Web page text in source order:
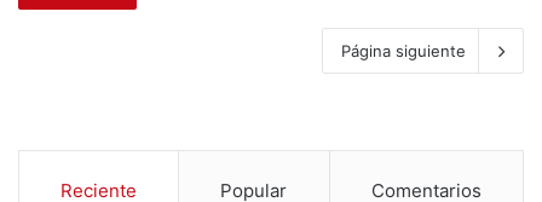
Página siguiente
Reciente Popular Comentarios